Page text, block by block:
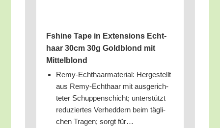
Fshi­ne Tape in Exten­si­ons Echt­
haar 30cm 30g Gold­blond mit
Mittelblond
Remy-Echt­haar­ma­te­ri­al: Her­ge­stellt
aus Remy-Echt­haar mit aus­ge­rich­
te­ter Schup­pen­schicht; unter­stützt
redu­zier­tes Ver­hed­dern beim täg­li­
chen Tra­gen; sorgt für…